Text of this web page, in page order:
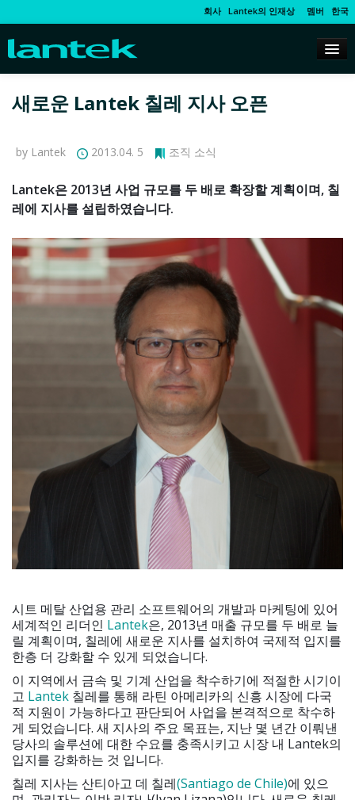
회사 Lantek의 인재상 멤버 한국
새로운 Lantek 칠레 지사 오픈
by Lantek 2013.04. 5 조직 소식
Lantek은 2013년 사업 규모를 두 배로 확장할 계획이며, 칠
레에 지사를 설립하였습니다.
시트 메탈 산업용 관리 소프트웨어의 개발과 마케팅에 있어
세계적인 리더인 Lantek은, 2013년 매출 규모를 두 배로 늘
릴 계획이며, 칠레에 새로운 지사를 설치하여 국제적 입지를
한층 더 강화할 수 있게 되었습니다.
이 지역에서 금속 및 기계 산업을 착수하기에 적절한 시기이
고 Lantek 칠레를 통해 라틴 아메리카의 신흥 시장에 다국
적 지원이 가능하다고 판단되어 사업을 본격적으로 착수하
게 되었습니다. 새 지사의 주요 목표는, 지난 몇 년간 이뤄낸
당사의 솔루션에 대한 수요를 충족시키고 시장 내 Lantek의
입지를 강화하는 것 입니다.
칠레 지사는 산티아고 데 칠레(Santiago de Chile)에 있으